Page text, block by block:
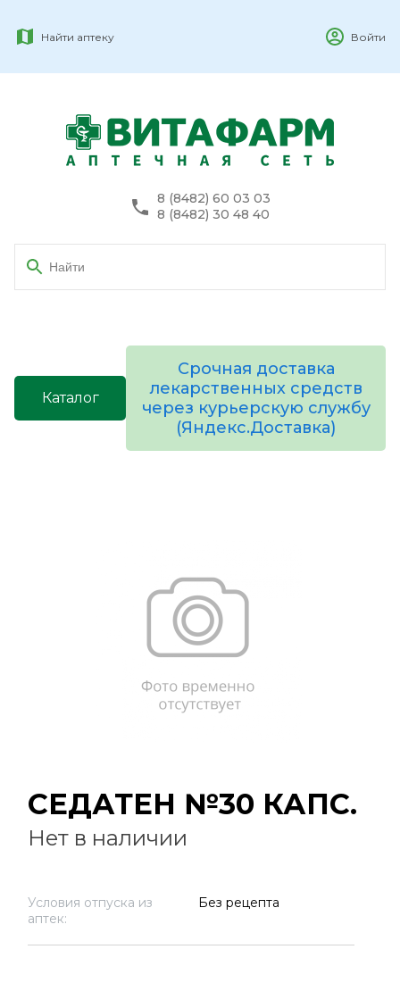
Найти аптеку Войти
8 (8482) 60 03 03
8 (8482) 30 48 40
Каталог
Срочная доставка
лекарственных средств
через курьерскую службу
(Яндекс.Доставка)
СЕДАТЕН №30 КАПС.
Нет в наличии
Условия отпуска из
аптек:
Без рецепта